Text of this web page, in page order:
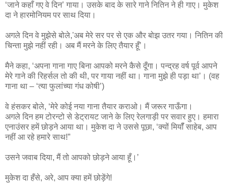
‘जाने कहाँ गए वे दिन’ गाया। उसके बाद के सारे गाने नितिन ने ही गाए। मुकेश
दा ने हारमोनियम पर साथ दिया।
अगले दिन वे मुझेसे बोले,'अब मेरे सर पर से एक और बोझ उतर गया। नितिन की
चिन्‍ता मुझे नहीं रही। अब मैं मरने के लिए तैयार हूँ’।
मैने कहा, ‘अपना गाना गाए बिना आपको मरने कैसे दूँगा। पन्‍द्रह वर्ष पूर्व आपने
मेरे गाने की रिहर्सल तो की थी, पर गाया नहीं था। गाना मुझे ही पड़ा था’। (वह
गाना था – ‘त्‍या फुलांच्‍या गंध कोषी’)
वे हंसकर बोले, ‘मेरे कोई नया गाना तैयार कराओ। मैं जरूर गाऊँगा।
अगले दिन हम टोरन्‍टो से डेट्रायट जाने के लिए रेलगाड़ी पर सवार हुए। हमारा
एनाउंसर हमें छोड़ने आया था। मुकेश दा ने उससे पूछा, ‘क्‍यों मियॉँ साहेब, आप
नहीं आ रहे हमारे साथ!”
उसने जवाब दिया, मैं तो आपको छोड़ने आया हूँ।’
मुकेश दा हँसे, अरे, आप क्‍या हमें छोड़ेंगे!